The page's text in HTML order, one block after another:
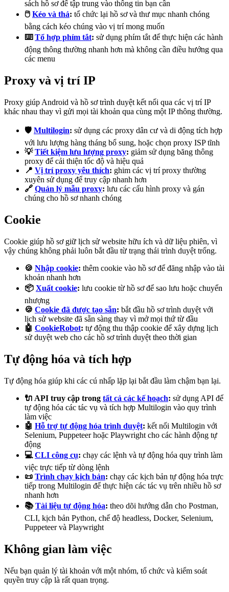
sách hồ sơ để tập trung vào thông tin bạn cần
🖱️ Kéo và thả: tổ chức lại hồ sơ và thư mục nhanh chóng
bằng cách kéo chúng vào vị trí mong muốn
⌨️ Tổ hợp phím tắt: sử dụng phím tắt để thực hiện các hành
động thông thường nhanh hơn mà không cần điều hướng qua
các menu
Proxy và vị trí IP
Proxy giúp Android và hồ sơ trình duyệt kết nối qua các vị trí IP
khác nhau thay vì gửi mọi tài khoản qua cùng một IP thông thường.
🛡️ Multilogin: sử dụng các proxy dân cư và di động tích hợp
với lưu lượng hàng tháng bổ sung, hoặc chọn proxy ISP tĩnh
💡Tiết kiệm lưu lượng proxy: giảm sử dụng băng thông
proxy để cải thiện tốc độ và hiệu quả
📍 Vị trí proxy yêu thích: ghim các vị trí proxy thường
xuyên sử dụng để truy cập nhanh hơn
🔗 Quản lý mẫu proxy: lưu các cấu hình proxy và gán
chúng cho hồ sơ nhanh chóng
Cookie
Cookie giúp hồ sơ giữ lịch sử website hữu ích và dữ liệu phiên, vì
vậy chúng không phải luôn bắt đầu từ trạng thái trình duyệt trống.
🍪 Nhập cookie: thêm cookie vào hồ sơ để đăng nhập vào tài
khoản nhanh hơn
📦 Xuất cookie: lưu cookie từ hồ sơ để sao lưu hoặc chuyển
nhượng
🍪 Cookie đã được tạo sẵn: bắt đầu hồ sơ trình duyệt với
lịch sử website đã sẵn sàng thay vì mở mọi thứ từ đầu
🤖 CookieRobot: tự động thu thập cookie để xây dựng lịch
sử duyệt web cho các hồ sơ trình duyệt theo thời gian
Tự động hóa và tích hợp
Tự động hóa giúp khi các cú nhấp lặp lại bắt đầu làm chậm bạn lại.
🔌 API truy cập trong tất cả các kế hoạch: sử dụng API để
tự động hóa các tác vụ và tích hợp Multilogin vào quy trình
làm việc
🤖 Hỗ trợ tự động hóa trình duyệt: kết nối Multilogin với
Selenium, Puppeteer hoặc Playwright cho các hành động tự
động
💻 CLI công cụ: chạy các lệnh và tự động hóa quy trình làm
việc trực tiếp từ dòng lệnh
📜 Trình chạy kịch bản: chạy các kịch bản tự động hóa trực
tiếp trong Multilogin để thực hiện các tác vụ trên nhiều hồ sơ
nhanh hơn
📚Tài liệu tự động hóa: theo dõi hướng dẫn cho Postman,
CLI, kịch bản Python, chế độ headless, Docker, Selenium,
Puppeteer và Playwright
Không gian làm việc
Nếu bạn quản lý tài khoản với một nhóm, tổ chức và kiểm soát
quyền truy cập là rất quan trọng.